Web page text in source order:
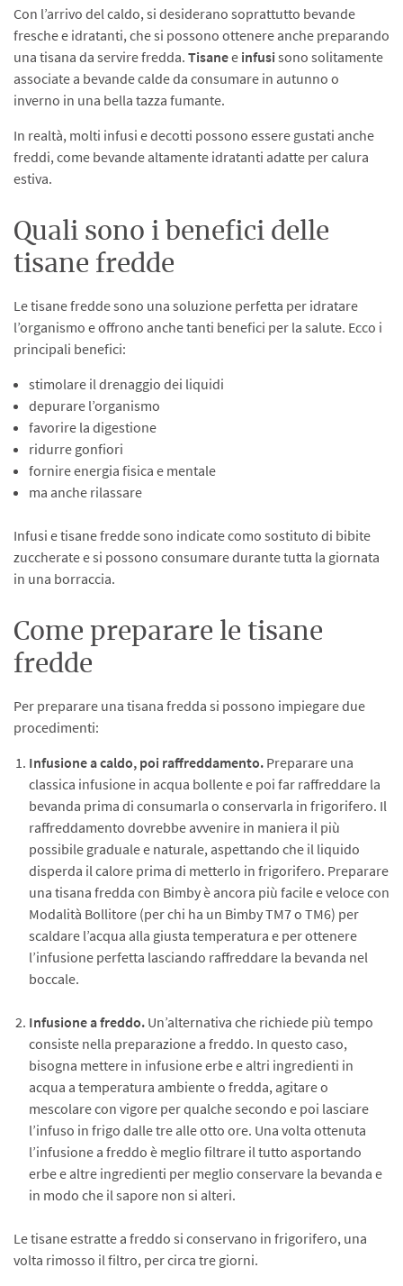
Con l’arrivo del caldo, si desiderano soprattutto bevande
fresche e idratanti, che si possono ottenere anche preparando
una tisana da servire fredda. Tisanee infusi sono solitamente
associate a bevande calde da consumare in autunno o
inverno in una bella tazza fumante.
In realtà, molti infusi e decotti possono essere gustati anche
freddi, come bevande altamente idratanti adatte per calura
estiva.
Quali sono i benefici delle
tisane fredde
Le tisane fredde sono una soluzione perfetta per idratare
l’organismo e offrono anche tanti benefici per la salute. Ecco i
principali benefici:
stimolare il drenaggio dei liquidi
depurare l’organismo
favorire la digestione
ridurre gonfiori
fornire energia fisica e mentale
ma anche rilassare
Infusi e tisane fredde sono indicate como sostituto di bibite
zuccherate e si possono consumare durante tutta la giornata
in una borraccia.
Come preparare le tisane
fredde
Per preparare una tisana fredda si possono impiegare due
procedimenti:
Infusione a caldo, poi raffreddamento. Preparare una
classica infusione in acqua bollente e poi far raffreddare la
bevanda prima di consumarla o conservarla in frigorifero. Il
raffreddamento dovrebbe avvenire in maniera il più
possibile graduale e naturale, aspettando che il liquido
disperda il calore prima di metterlo in frigorifero. Preparare
una tisana fredda con Bimby è ancora più facile e veloce con
Modalità Bollitore (per chi ha un Bimby TM7 o TM6) per
scaldare l’acqua alla giusta temperatura e per ottenere
l’infusione perfetta lasciando raffreddare la bevanda nel
boccale.
Infusione a freddo. Un’alternativa che richiede più tempo
consiste nella preparazione a freddo. In questo caso,
bisogna mettere in infusione erbe e altri ingredienti in
acqua a temperatura ambiente o fredda, agitare o
mescolare con vigore per qualche secondo e poi lasciare
l’infuso in frigo dalle tre alle otto ore. Una volta ottenuta
l’infusione a freddo è meglio filtrare il tutto asportando
erbe e altre ingredienti per meglio conservare la bevanda e
in modo che il sapore non si alteri.
Le tisane estratte a freddo si conservano in frigorifero, una
volta rimosso il filtro, per circa tre giorni.